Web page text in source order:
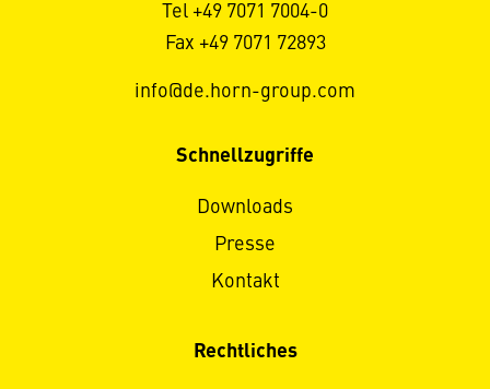
Tel +49 7071 7004-0
Fax +49 7071 72893
info@de.horn-group.com
Schnellzugriffe
Downloads
Presse
Kontakt
Rechtliches